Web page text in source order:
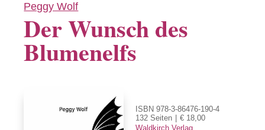
Peggy Wolf
Der Wunsch des
Blumenelfs
ISBN 978-3-86476-190-4
132 Seiten
€ 18,00
Waldkirch Verlag